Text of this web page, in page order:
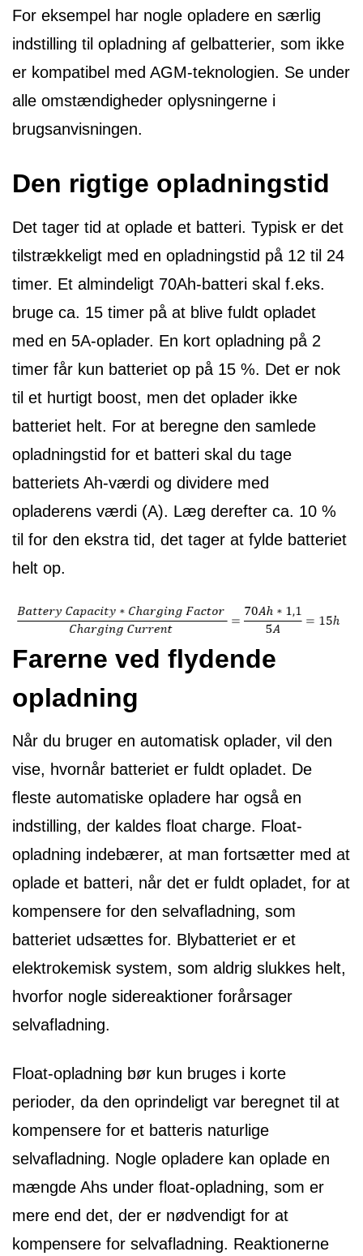
For eksempel har nogle opladere en særlig
indstilling til opladning af gelbatterier, som ikke
er kompatibel med AGM-teknologien. Se under
alle omstændigheder oplysningerne i
brugsanvisningen.
Den rigtige opladningstid
Det tager tid at oplade et batteri. Typisk er det
tilstrækkeligt med en opladningstid på 12 til 24
timer. Et almindeligt 70Ah-batteri skal f.eks.
bruge ca. 15 timer på at blive fuldt opladet
med en 5A-oplader. En kort opladning på 2
timer får kun batteriet op på 15 %. Det er nok
til et hurtigt boost, men det oplader ikke
batteriet helt. For at beregne den samlede
opladningstid for et batteri skal du tage
batteriets Ah-værdi og dividere med
opladerens værdi (A). Læg derefter ca. 10 %
til for den ekstra tid, det tager at fylde batteriet
helt op.
Farerne ved flydende
opladning
Når du bruger en automatisk oplader, vil den
vise, hvornår batteriet er fuldt opladet. De
fleste automatiske opladere har også en
indstilling, der kaldes float charge. Float-
opladning indebærer, at man fortsætter med at
oplade et batteri, når det er fuldt opladet, for at
kompensere for den selvafladning, som
batteriet udsættes for. Blybatteriet er et
elektrokemisk system, som aldrig slukkes helt,
hvorfor nogle sidereaktioner forårsager
selvafladning.
Float-opladning bør kun bruges i korte
perioder, da den oprindeligt var beregnet til at
kompensere for et batteris naturlige
selvafladning. Nogle opladere kan oplade en
mængde Ahs under float-opladning, som er
mere end det, der er nødvendigt for at
kompensere for selvafladning. Reaktionerne